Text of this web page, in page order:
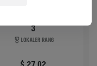
3
LOKALER RANG